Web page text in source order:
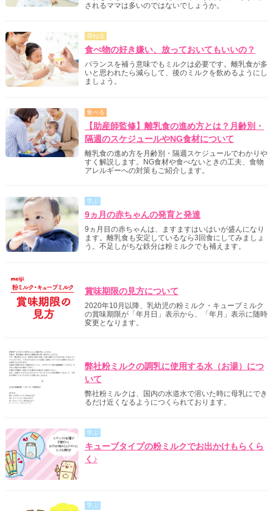
されるママは多いのではないでしょうか。
尋ねる
食べ物の好き嫌い、放っておいてもいいの？
バランスを補う意味でもミルクは必要です。離乳食が多
いと思われたら減らして、後のミルクを飲めるようにし
ましょう。
食べる
【助産師監修】離乳食の進め方とは？月齢別・
隔週のスケジュールやNG食材について
離乳食の進め方を月齢別・隔週スケジュールでわかりや
すく解説します。NG食材や食べないときの工夫、食物
アレルギーへの対策もご紹介します。
学ぶ
9ヵ月の赤ちゃんの発育と発達
9ヵ月目の赤ちゃんは、ますますはいはいが盛んになり
ます。離乳食も安定しているなら3回食にしてみましょ
う。不足しがちな鉄分は粉ミルクでも補えます。
賞味期限の見方について
2020年10月以降、乳幼児の粉ミルク・キューブミルク
の賞味期限が「年月日」表示から、「年月」表示に随時
変更となります。
弊社粉ミルクの調乳に使用する水（お湯）につ
いて
弊社粉ミルクは、国内の水道水で溶いた時に母乳にでき
るだけ近くなるようにつくられております。
学ぶ
キューブタイプの粉ミルクでお出かけもらくら
く♪
学ぶ